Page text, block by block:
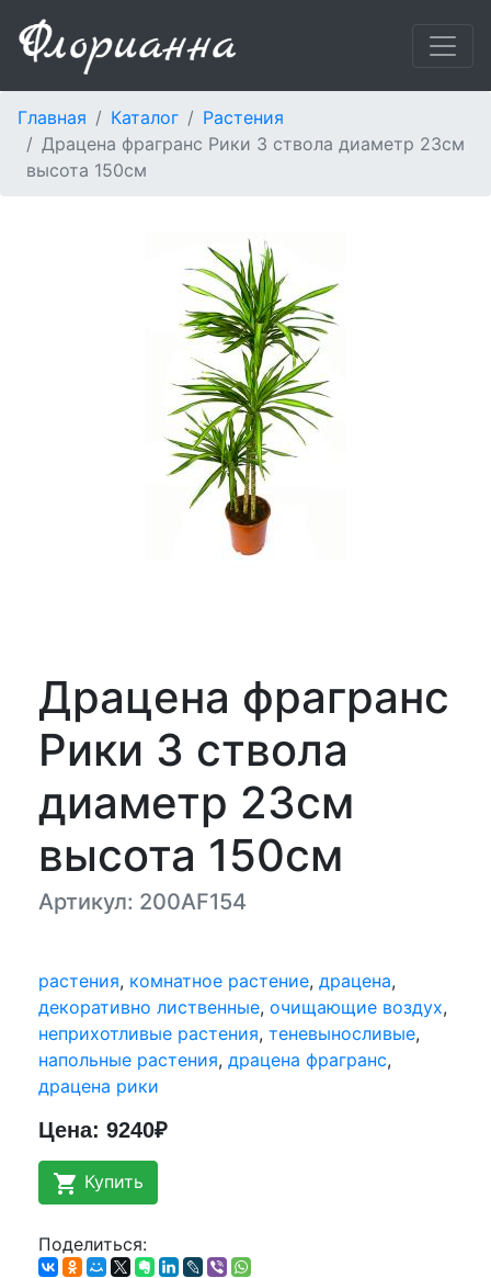
Главная Каталог
Растения
Драцена фрагранс Рики 3 ствола диаметр 23см
высота 150см
Драцена фрагранс
Рики 3 ствола
диаметр 23см
высота 150см
Артикул: 200AF154
растения, комнатное растение, драцена,
декоративно лиственные, очищающие воздух,
неприхотливые растения, теневыносливые,
напольные растения, драцена фрагранс,
драцена рики
Цена: 9240₽
shopping_cart Купить
Поделиться: